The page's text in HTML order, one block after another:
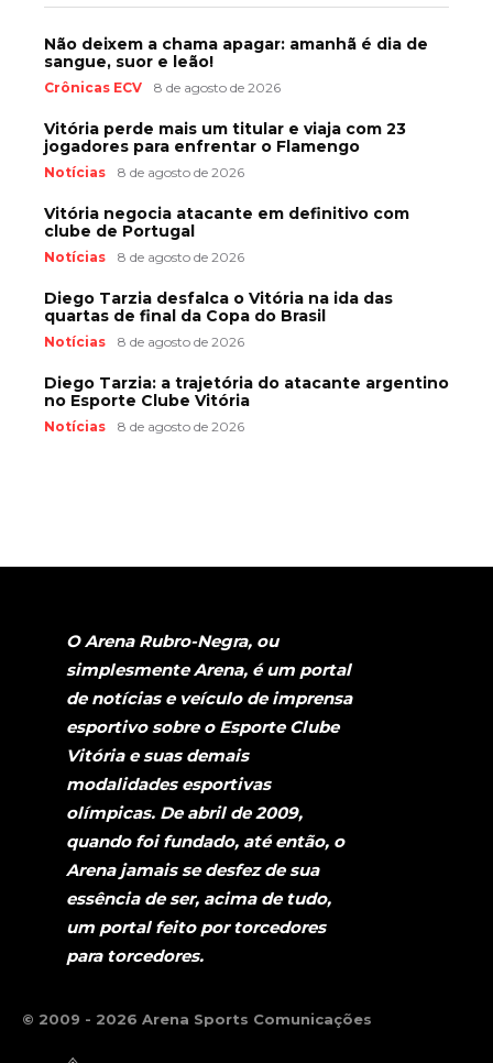
Não deixem a chama apagar: amanhã é dia de
sangue, suor e leão!
Crônicas ECV 8 de agosto de 2026
Vitória perde mais um titular e viaja com 23
jogadores para enfrentar o Flamengo
Notícias 8 de agosto de 2026
Vitória negocia atacante em definitivo com
clube de Portugal
Notícias 8 de agosto de 2026
Diego Tarzia desfalca o Vitória na ida das
quartas de final da Copa do Brasil
Notícias 8 de agosto de 2026
Diego Tarzia: a trajetória do atacante argentino
no Esporte Clube Vitória
Notícias 8 de agosto de 2026
O Arena Rubro-Negra, ou
simplesmente Arena, é um portal
de notícias e veículo de imprensa
esportivo sobre o Esporte Clube
Vitória e suas demais
modalidades esportivas
olímpicas. De abril de 2009,
quando foi fundado, até então, o
Arena jamais se desfez de sua
essência de ser, acima de tudo,
um portal feito por torcedores
para torcedores.
© 2009 - 2026 Arena Sports Comunicações